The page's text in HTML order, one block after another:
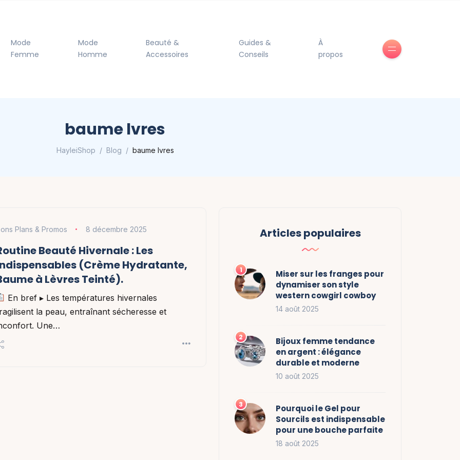
Mode
Femme
Mode
Homme
Beauté &
Accessoires
Guides &
Conseils
À
propos
baume lvres
HayleiShop Blog baume lvres
Plans & Promos 8 décembre 2025
Beauté Hivernale : Les
(Crème Hydratante,
à Lèvres Teinté).
En bref ▸ Les températures hivernales
la peau, entraînant sécheresse et
Une…
Articles populaires
Miser sur les franges pour
dynamiser son style
western cowgirl cowboy
14 août 2025
Bijoux femme tendance
en argent : élégance
durable et moderne
10 août 2025
Pourquoi le Gel pour
Sourcils est indispensable
pour une bouche parfaite
18 août 2025